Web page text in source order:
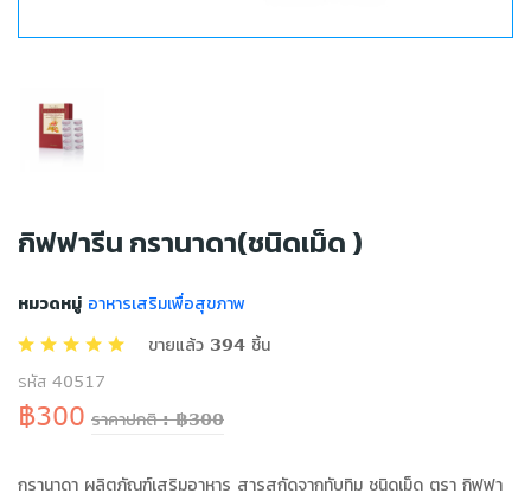
กิฟฟารีน กรานาดา(ชนิดเม็ด )
หมวดหมู่ อาหารเสริมเพื่อสุขภาพ
ขายแล้ว 394 ชิ้น
รหัส 40517
฿300 ราคาปกติ : ฿300
กรานาดา ผลิตภัณฑ์เสริมอาหาร สารสกัดจากทับทิม ชนิดเม็ด ตรา กิฟฟา